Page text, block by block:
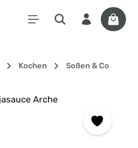
Kochen Soßen & Co